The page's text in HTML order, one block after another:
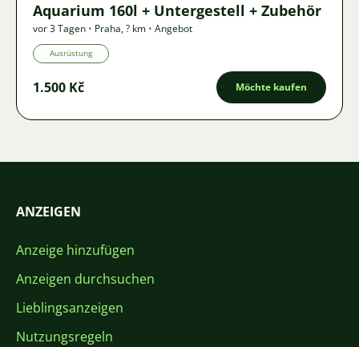
Aquarium 160l + Untergestell + Zubehör
vor 3 Tagen • Praha,? km • Angebot
Ausrüstung
1.500 Kč Möchte kaufen
ANZEIGEN
Anzeige hinzufügen
Anzeigen durchsuchen
Lieblingsanzeigen
Nutzungsregeln